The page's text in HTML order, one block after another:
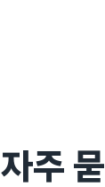
자주